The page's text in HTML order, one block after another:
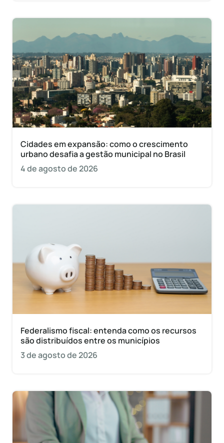
Cidades em expansão: como o crescimento
urbano desafia a gestão municipal no Brasil
4 de agosto de 2026
Federalismo fiscal: entenda como os recursos
são distribuídos entre os municípios
3 de agosto de 2026